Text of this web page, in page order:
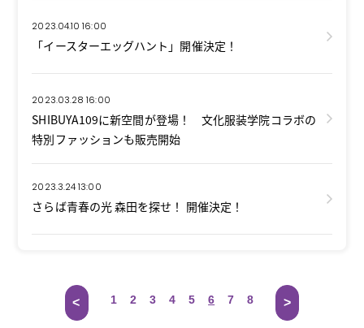
2023.04.10 16:00
「イースターエッグハント」開催決定！
2023.03.28 16:00
SHIBUYA109に新空間が登場！ 文化服装学院コラボの
特別ファッションも販売開始
2023.3.24 13:00
さらば青春の光 森田を探せ！ 開催決定！
< 1 2 3 4 5 6 7 8 >